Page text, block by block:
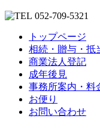
052-709-5321
トップページ
相続・贈与・抵
商業法人登記
成年後見
事務所案内・料
お便り
お問い合わせ